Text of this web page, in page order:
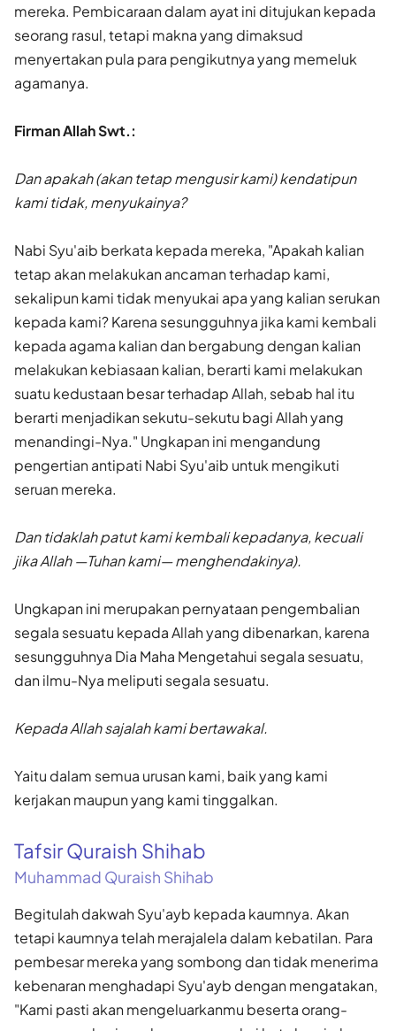
mereka. Pembicaraan dalam ayat ini ditujukan kepada
seorang rasul, tetapi makna yang dimaksud
menyertakan pula para pengikutnya yang memeluk
agamanya.
Firman Allah Swt.:
Dan apakah (akan tetap mengusir kami) kendatipun
kami tidak, menyukainya?
Nabi Syu'aib berkata kepada mereka, "Apakah kalian
tetap akan melakukan ancaman terhadap kami,
sekalipun kami tidak menyukai apa yang kalian serukan
kepada kami? Karena sesungguhnya jika kami kembali
kepada agama kalian dan bergabung dengan kalian
melakukan kebiasaan kalian, berarti kami melakukan
suatu kedustaan besar terhadap Allah, sebab hal itu
berarti menjadikan sekutu-sekutu bagi Allah yang
menandingi-Nya." Ungkapan ini mengandung
pengertian antipati Nabi Syu'aib untuk mengikuti
seruan mereka.
Dan tidaklah patut kami kembali kepadanya, kecuali
jika Allah —Tuhan kami— menghendakinya).
Ungkapan ini merupakan pernyataan pengembalian
segala sesuatu kepada Allah yang dibenarkan, karena
sesungguhnya Dia Maha Mengetahui segala sesuatu,
dan ilmu-Nya meliputi segala sesuatu.
Kepada Allah sajalah kami bertawakal.
Yaitu dalam semua urusan kami, baik yang kami
kerjakan maupun yang kami tinggalkan.
Tafsir Quraish Shihab
Muhammad Quraish Shihab
Begitulah dakwah Syu'ayb kepada kaumnya. Akan
tetapi kaumnya telah merajalela dalam kebatilan. Para
pembesar mereka yang sombong dan tidak menerima
kebenaran menghadapi Syu'ayb dengan mengatakan,
"Kami pasti akan mengeluarkanmu beserta orang-